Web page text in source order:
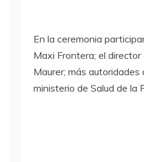
En la ceremonia
Maxi Frontera; el
Maurer; más autoridades
ministerio de Salud de la